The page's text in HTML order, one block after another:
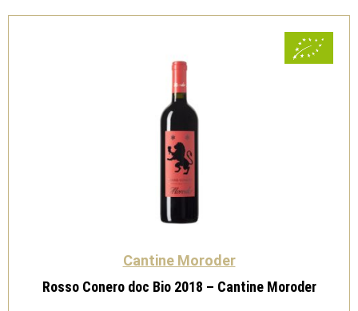
Cantine Moroder
Rosso Conero doc Bio 2018 – Cantine Moroder